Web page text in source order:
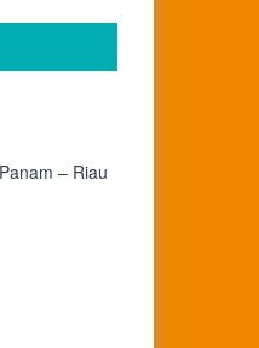
– Riau